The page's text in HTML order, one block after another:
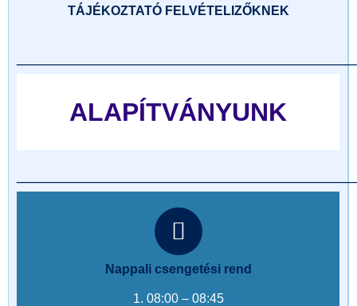
TÁJÉKOZTATÓ FELVÉTELIZŐKNEK
ALAPÍTVÁNYUNK
Nappali csengetési rend
1. 08:00 – 08:45